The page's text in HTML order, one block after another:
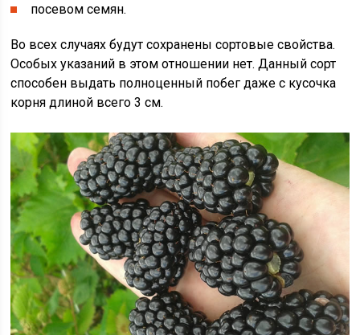
посевом семян.
Во всех случаях будут сохранены сортовые свойства.
Особых указаний в этом отношении нет. Данный сорт
способен выдать полноценный побег даже с кусочка
корня длиной всего 3 см.